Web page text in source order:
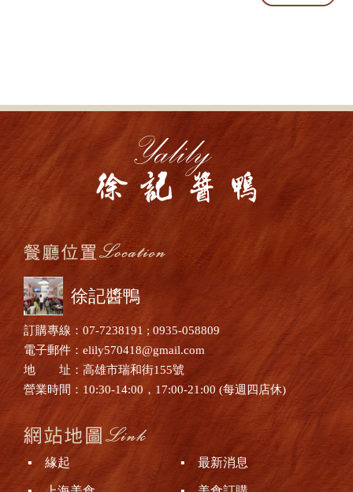
徐記醬鴨
訂購專線：07-7238191 ; 0935-058809
電子郵件：elily570418@gmail.com
地 址：高雄市瑞和街155號
營業時間：10:30-14:00，17:00-21:00 (每週四店休)
▪ 緣起 ▪ 最新消息